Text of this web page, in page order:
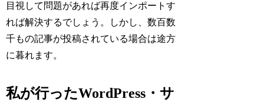
目視して問題があれば再度インポートす
れば解決するでしょう。しかし、数百数
千もの記事が投稿されている場合は途方
に暮れます。
私が行ったWordPress・サ